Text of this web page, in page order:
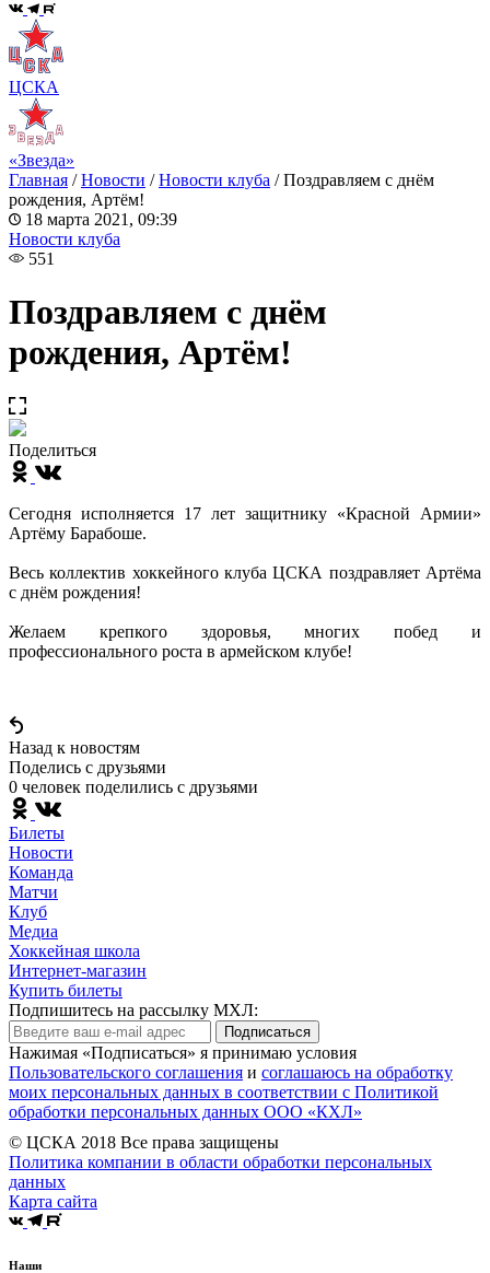
ЦСКА
«Звезда»
Главная /Новости /Новости клуба /Поздравляем с днём
рождения, Артём!
18 марта 2021, 09:39
Новости клуба
551
Поздравляем с днём
рождения, Артём!
Поделиться
Сегодня исполняется 17 лет защитнику «Красной Армии»
Артёму Барабоше.
Весь коллектив хоккейного клуба ЦСКА поздравляет Артёма
с днём рождения!
Желаем крепкого здоровья, многих побед и
профессионального роста в армейском клубе!
Назад к новостям
Поделись c друзьями
0 человек поделились c друзьями
Билеты
Новости
Команда
Матчи
Клуб
Медиа
Хоккейная школа
Интернет-магазин
Купить билеты
Подпишитесь на рассылку МХЛ:
Подписаться
Нажимая «Подписаться» я принимаю условия
Пользовательского соглашения и соглашаюсь на обработку
моих персональных данных в соответствии с Политикой
обработки персональных данных ООО «КХЛ»
© ЦСКА 2018 Все права защищены
Политика компании в области обработки персональных
данных
Карта сайта
Наши